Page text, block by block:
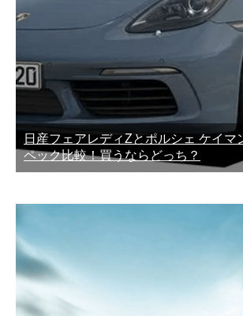
日産フェアレディZとポルシェ ケイマ
ペック比較！買うならどっち？